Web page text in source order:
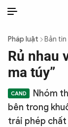
THỜI SỰ
CHỐNG DIỄN BIẾN
CÔNG AN
Pháp luật Bản tin
Rủ nhau
ma túy”
Nhóm
bên trong
trái phép chất